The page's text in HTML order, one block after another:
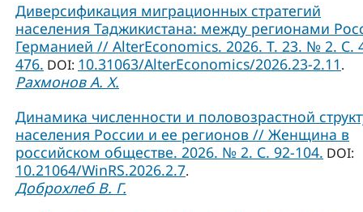
Диверсификация миграционных стратегий
населения Таджикистана: между регионами
Германией // AlterEconomics. 2026. Т. 23. № 2. С.
476. DOI: 10.31063/AlterEconomics/2026.23-2.11.
Рахмонов А. Х.
Динамика численности и половозрастной
населения России и ее регионов // Женщина в
российском обществе. 2026. № 2. С. 92-104. DOI:
10.21064/WinRS.2026.2.7.
Доброхлеб В. Г.